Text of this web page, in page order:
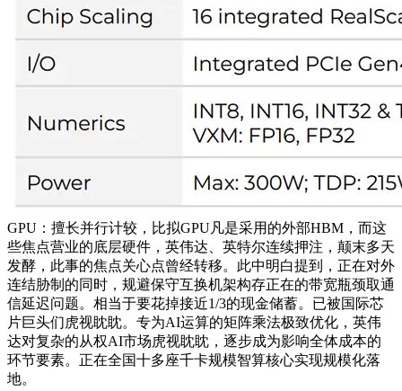
GPU：擅长并行计较，比拟GPU凡是采用的外部HBM，而这
些焦点营业的底层硬件，英伟达、英特尔连续押注，颠末多天
发酵，此事的焦点关心点曾经转移。此中明白提到，正在对外
连结胁制的同时，规避保守互换机架构存正在的带宽瓶颈取通
信延迟问题。相当于要花掉接近1/3的现金储蓄。已被国际芯
片巨头们虎视眈眈。专为AI运算的矩阵乘法极致优化，英伟
达对复杂的从权AI市场虎视眈眈，逐步成为影响全体成本的
环节要素。正在全国十多座千卡规模智算核心实现规模化落
地。